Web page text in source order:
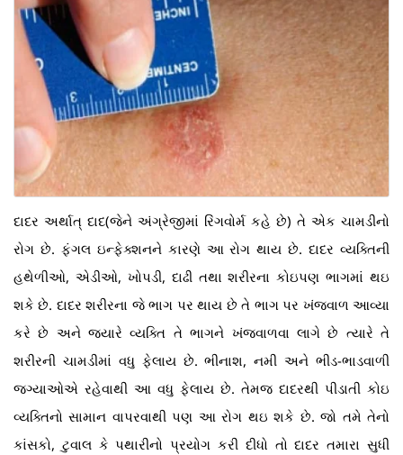
દાદર અર્થાત્ દાદ(જેને અંગ્રેજીમાં રિંગવોર્મ કહે છે) તે એક ચામડીનો
રોગ છે. ફંગલ ઇન્ફેક્શનને કારણે આ રોગ થાય છે. દાદર વ્યક્તિની
હથેળીઓ, એડીઓ, ખોપડી, દાઢી તથા શરીરના કોઇપણ ભાગમાં થઇ
શકે છે. દાદર શરીરના જે ભાગ પર થાય છે તે ભાગ પર ખંજવાળ આવ્યા
કરે છે અને જ્યારે વ્યક્તિ તે ભાગને ખંજવાળવા લાગે છે ત્યારે તે
શરીરની ચામડીમાં વધુ ફેલાય છે. ભીનાશ, નમી અને ભીડ-ભાડવાળી
જગ્યાઓએ રહેવાથી આ વધુ ફેલાય છે. તેમજ દાદરથી પીડાતી કોઇ
વ્યક્તિનો સામાન વાપરવાથી પણ આ રોગ થઇ શકે છે. જો તમે તેનો
કાંસકો, ટુવાલ કે પથારીનો પ્રયોગ કરી દીધો તો દાદર તમારા સુધી